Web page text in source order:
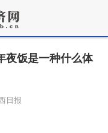
夜饭是一种什么体
日报